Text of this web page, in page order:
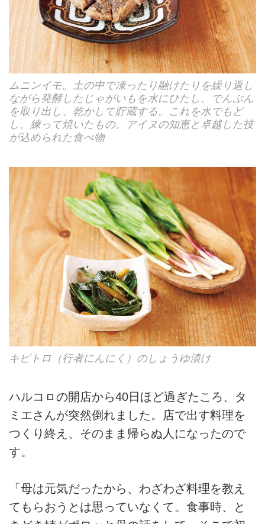
ムニンイモ。土の中で凍ったり融けたりを繰り返し
ながら発酵したじゃがいもを水にひたし、でんぷん
を取り出し、乾かして貯蔵する。これを水でもど
し、練って焼いたもの。アイヌの知恵と卓越した技
が込められた食べ物
キピトロ（行者にんにく）のしょうゆ漬け
ハルコㇿの開店から40日ほど過ぎたころ、タ
ミエさんが突然倒れました。店で出す料理を
つくり終え、そのまま帰らぬ人になったので
す。
「母は元気だったから、わざわざ料理を教え
てもらおうとは思っていなくて。食事時、と